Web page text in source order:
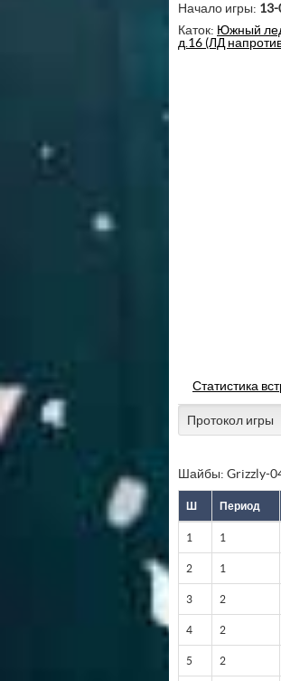
Начало игры:
Каток: Южный лед
д.16 (ЛД
Статистика
Протокол игры
Шайбы: Grizzly-
Ш Период
1 1
2 1
3 2
4 2
5 2